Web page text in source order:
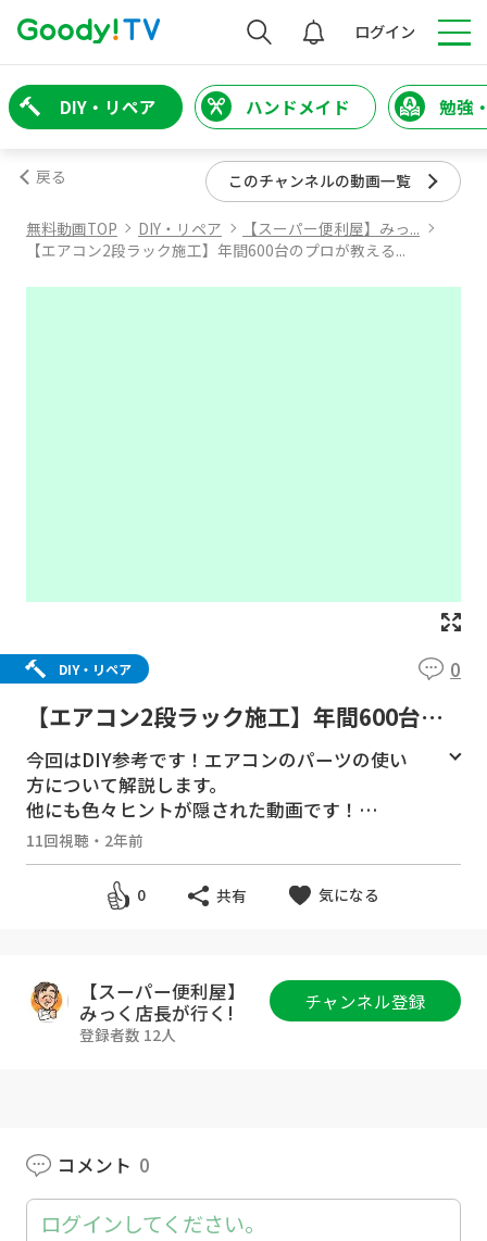
検索 ログイン
DIY・リペア ハンドメイド 勉強
戻る このチャンネルの動画一覧
無料動画TOP DIY・リペア
【スーパー便利屋】みっ...
【エアコン2段ラック施工】年間600台のプロが教える...
DIY・リペア 0
【エアコン2段ラック施工】年間600台の
プロが教えるパーツの使い方。
今回はDIY参考です！エアコンのパーツの使い
方について解説します。
他にも色々ヒントが隠された動画です！
【今回のおすすめ】
*エアコン二段ラック ⇒
https://amzn.to/4
*錆びないアルミエアコン二段ラック ⇒htt
ps://amzn.to/3KaulrF
年間600件のエアコン設置をこなすエアコン取
付けのプロが現場の経験でアドバイス。
11回視聴 ・ 2年前
0 共有 気になる
【スーパー便利屋】
みっく店長が行く!
登録者数 12人
チャンネル登録
コメント 0
ログインしてください。